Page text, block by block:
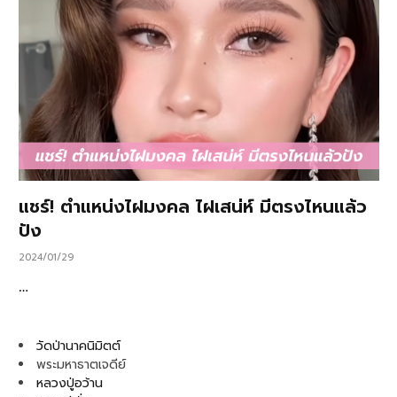
แชร์! ตำแหน่งไฝมงคล ไฝเสน่ห์ มีตรงไหนแล้ว
ปัง
2024/01/29
…
วัดป่านาคนิมิตต์
พระมหาธาตเจดีย์
หลวงปู่อว้าน